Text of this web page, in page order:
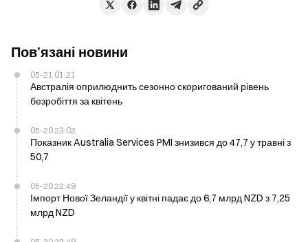
Пов’язані новини
05-21 01:21
Австралія оприлюднить сезонно скоригований рівень
безробіття за квітень
05-20 23:02
Показник Australia Services PMI знизився до 47,7 у травні з
50,7
05-20 22:49
Імпорт Нової Зеландії у квітні падає до 6,7 млрд NZD з 7,25
млрд NZD